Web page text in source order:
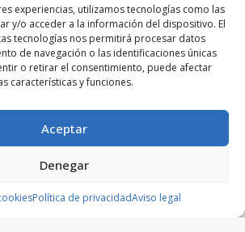
experiencias, utilizamos tecnologías como las
y/o acceder a la información del dispositivo. El
tecnologías nos permitirá procesar datos
de navegación o las identificaciones únicas
o retirar el consentimiento, puede afectar
características y funciones.
Aceptar
Denegar
Política de privacidadAviso legal